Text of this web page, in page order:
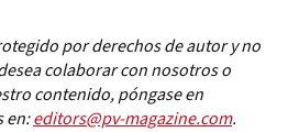
por derechos de autor y no
colaborar con nosotros o
contenido, póngase en
en:editors@pv-magazine.com.